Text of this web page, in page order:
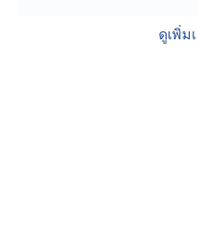
เมื่อเจ้าหน้าที่เดินทางถึงวั
ดูเพิ่ม